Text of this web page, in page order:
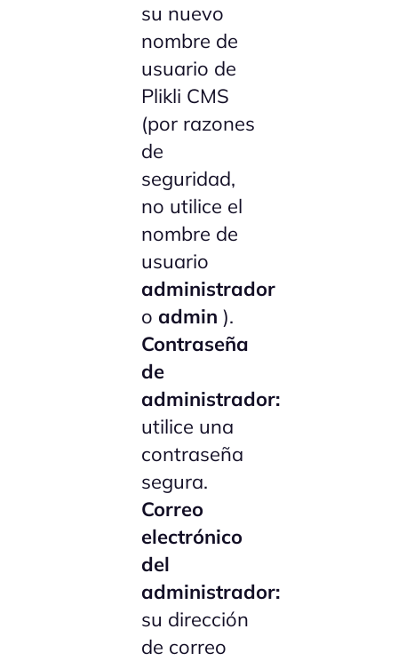
su nuevo
nombre de
usuario de
Plikli CMS
(por razones
de
seguridad,
no utilice el
nombre de
usuario
administrador
o admin ).
Contraseña
de
administrador:
utilice una
contraseña
segura.
Correo
electrónico
del
administrador:
su dirección
de correo